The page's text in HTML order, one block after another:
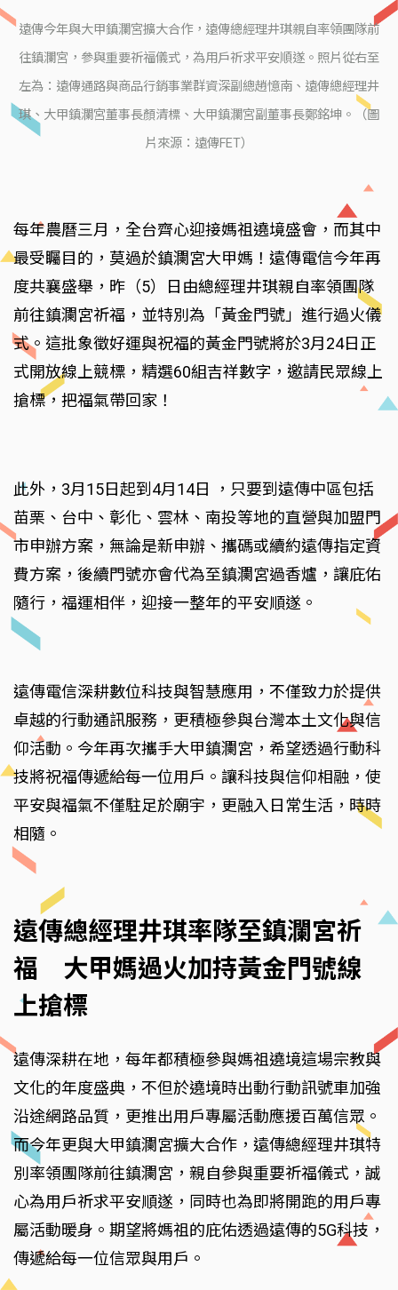
遠傳今年與大甲鎮瀾宮擴大合作，遠傳總經理井琪親自率領團隊前
往鎮瀾宮，參與重要祈福儀式，為用戶祈求平安順遂。照片從右至
左為：遠傳通路與商品行銷事業群資深副總趙憶南、遠傳總經理井
琪、大甲鎮瀾宮董事長顏清標、大甲鎮瀾宮副董事長鄭銘坤。（圖
片來源：遠傳FET）
每年農曆三月，全台齊心迎接媽祖遶境盛會，而其中
最受矚目的，莫過於鎮瀾宮大甲媽！遠傳電信今年再
度共襄盛舉，昨（5）日由總經理井琪親自率領團隊
前往鎮瀾宮祈福，並特別為「黃金門號」進行過火儀
式。這批象徵好運與祝福的黃金門號將於3月24日正
式開放線上競標，精選60組吉祥數字，邀請民眾線上
搶標，把福氣帶回家！
此外，3月15日起到4月14日 ，只要到遠傳中區包括
苗栗、台中、彰化、雲林、南投等地的直營與加盟門
市申辦方案，無論是新申辦、攜碼或續約遠傳指定資
費方案，後續門號亦會代為至鎮瀾宮過香爐，讓庇佑
隨行，福運相伴，迎接一整年的平安順遂。
遠傳電信深耕數位科技與智慧應用，不僅致力於提供
卓越的行動通訊服務，更積極參與台灣本土文化與信
仰活動。今年再次攜手大甲鎮瀾宮，希望透過行動科
技將祝福傳遞給每一位用戶。讓科技與信仰相融，使
平安與福氣不僅駐足於廟宇，更融入日常生活，時時
相隨。
遠傳總經理井琪率隊至鎮瀾宮祈
福 大甲媽過火加持黃金門號線
上搶標
遠傳深耕在地，每年都積極參與媽祖遶境這場宗教與
文化的年度盛典，不但於遶境時出動行動訊號車加強
沿途網路品質，更推出用戶專屬活動應援百萬信眾。
而今年更與大甲鎮瀾宮擴大合作，遠傳總經理井琪特
別率領團隊前往鎮瀾宮，親自參與重要祈福儀式，誠
心為用戶祈求平安順遂，同時也為即將開跑的用戶專
屬活動暖身。期望將媽祖的庇佑透過遠傳的5G科技，
傳遞給每一位信眾與用戶。